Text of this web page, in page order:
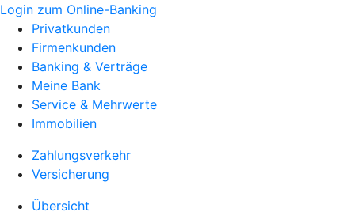
Login zum Online-Banking
Privatkunden
Firmenkunden
Banking & Verträge
Meine Bank
Service & Mehrwerte
Immobilien
Zahlungsverkehr
Versicherung
Übersicht